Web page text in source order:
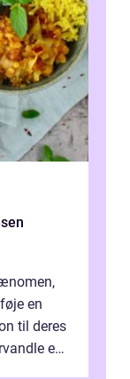
en
til deres
en